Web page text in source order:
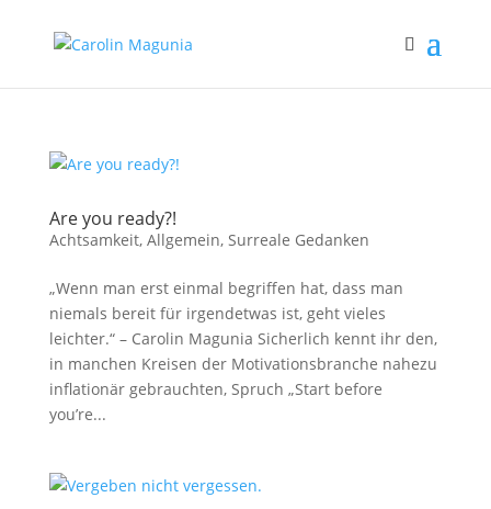
Are you ready?!
Achtsamkeit, Allgemein, Surreale Gedanken
„Wenn man erst einmal begriffen hat, dass man
niemals bereit für irgendetwas ist, geht vieles
leichter.“ – Carolin Magunia Sicherlich kennt ihr den,
in manchen Kreisen der Motivationsbranche nahezu
inflationär gebrauchten, Spruch „Start before
you’re...